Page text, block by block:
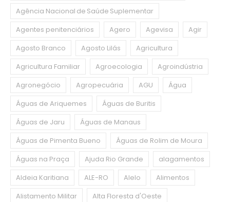
Agência Nacional de Saúde Suplementar
Agentes penitenciários
Agero Agevisa
Agir
Agosto Branco
Agosto Lilás
Agricultura
Agricultura Familiar
Agroecologia
Agroindústria
Agronegócio
Agropecuária AGU
Água
Águas de Ariquemes
Águas de Buritis
Águas de Jaru
Águas de Manaus
Águas de Pimenta Bueno
Águas de Rolim de Moura
Águas na Praça
Ajuda Rio Grande
alagamentos
Aldeia Karitiana
ALE-RO Alelo
Alimentos
Alistamento Militar
Alta Floresta d'Oeste